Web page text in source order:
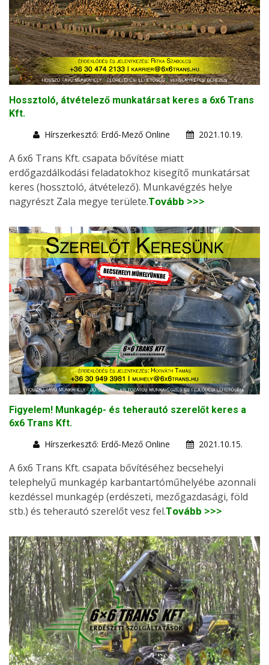
Hossztoló, átvételező munkatársat keres a 6x6 Trans
Kft.
Hírszerkesztő: Erdő-Mező Online
2021.10.19.
A 6x6 Trans Kft. csapata bővítése miatt
erdőgazdálkodási feladatokhoz kisegítő munkatársat
keres (hossztoló, átvételező). Munkavégzés helye
nagyrészt Zala megye területe.Tovább >>>
Figyelem! Munkagép- és teherautó szerelőt keres a
6x6 Trans Kft.
Hírszerkesztő: Erdő-Mező Online
2021.10.15.
A 6x6 Trans Kft. csapata bővítéséhez becsehelyi
telephelyű munkagép karbantartóműhelyébe azonnali
kezdéssel munkagép (erdészeti, mezőgazdasági, föld
stb.) és teherautó szerelőt vesz fel.Tovább >>>